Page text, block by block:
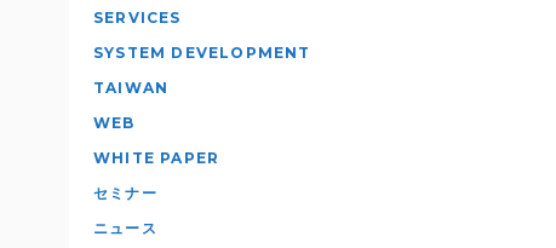
SERVICES
SYSTEM DEVELOPMENT
TAIWAN
WEB
WHITE PAPER
セミナー
ニュース